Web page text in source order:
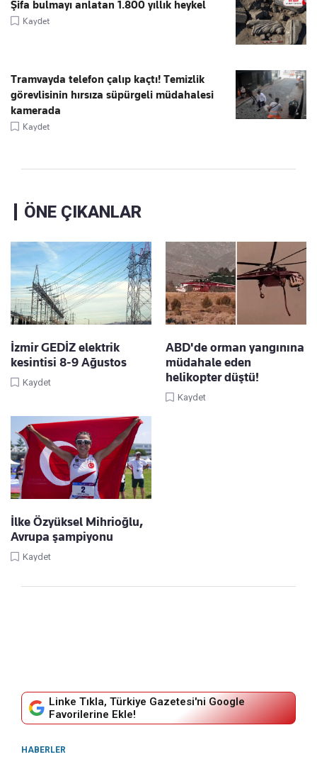
Şifa bulmayı anlatan 1.800 yıllık heykel
Kaydet
Tramvayda telefon çalıp kaçtı! Temizlik
görevlisinin hırsıza süpürgeli müdahalesi
kamerada
Kaydet
ÖNE ÇIKANLAR
İzmir GEDİZ elektrik
kesintisi 8-9 Ağustos
Kaydet
ABD'de orman yangınına
müdahale eden
helikopter düştü!
Kaydet
İlke Özyüksel Mihrioğlu,
Avrupa şampiyonu
Kaydet
Linke Tıkla, Türkiye Gazetesi'ni Google
Favorilerine Ekle!
HABERLER